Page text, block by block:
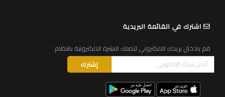
اشترك في القائمة البريدية
قم بادخال بريدك الالكتروني لتصلك النشرة الالكترونية بانتظام